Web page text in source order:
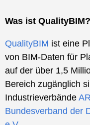
Was ist QualityBIM?
QualityBIM ist eine
von BIM-Daten für
auf der über 1,5
Bereich zugänglich
Industrieverbände
Bundesverband der